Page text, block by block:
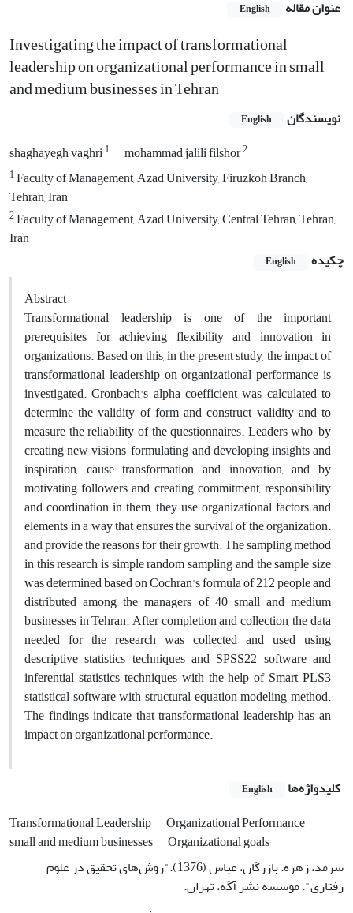
عنوان مقاله English
Investigating the impact of transformational
leadership on organizational performance in small
and medium businesses in Tehran
نویسندگان English
shaghayegh vaghri1 mohammad jalili filshor2
1Faculty of Management, Azad University, Firuzkoh Branch,
Tehran, Iran
2Faculty of Management, Azad University, Central Tehran, Tehran,
Iran
چکیده
English
Abstract
Transformational leadership is one of the important
prerequisites for achieving flexibility and innovation in
organizations. Based on this, in the present study, the impact of
transformational leadership on organizational performance is
investigated. Cronbach's alpha coefficient was calculated to
determine the validity of form and construct validity and to
measure the reliability of the questionnaires. Leaders who, by
creating new visions, formulating and developing insights and
inspiration, cause transformation and innovation, and by
motivating followers and creating commitment, responsibility
and coordination in them, they use organizational factors and
elements in a way that ensures the survival of the organization.
and provide the reasons for their growth. The sampling method
in this research is simple random sampling and the sample size
was determined based on Cochran's formula of 212 people and
distributed among the managers of 40 small and medium
businesses in Tehran. After completion and collection, the data
needed for the research was collected and used using
descriptive statistics techniques and SPSS22 software and
inferential statistics techniques with the help of Smart PLS3
statistical software with structural equation modeling method.
The findings indicate that transformational leadership has an
impact on organizational performance.
کلیدواژه‌ها English
Transformational Leadership
Organizational Performance
small and medium businesses
Organizational goals
سرمد، زهره. بازرگان، عباس (1376)."روش‌های تحقیق در علوم
رفتاری". موسسه نشر آگه، تهران.